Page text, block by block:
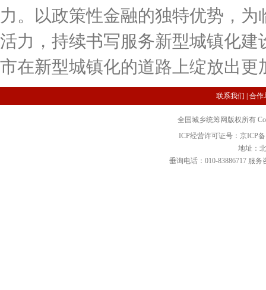
力。以政策性金融的独特优势，
活力，持续书写服务新型城镇化
市在新型城镇化的道路上绽放出更
联系我们 合作
全国城乡统筹网版权所有
ICP经营许可证号：京ICP备
地址：
垂询电话：010-83886717 服务